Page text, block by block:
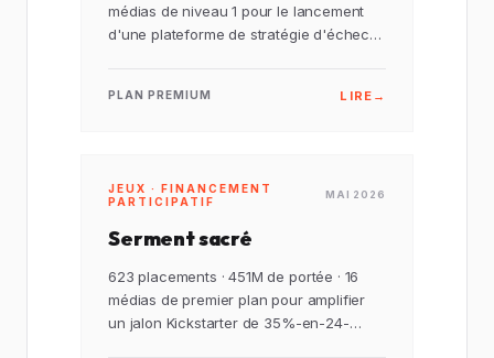
médias de niveau 1 pour le lancement
d'une plateforme de stratégie d'échecs
PLAN PREMIUM LIRE →
JEUX · FINANCEMENT
PARTICIPATIF
MAI 2026
Serment sacré
623 placements · 451M de portée · 16
médias de premier plan pour amplifier
un jalon Kickstarter de 35%-en-24-